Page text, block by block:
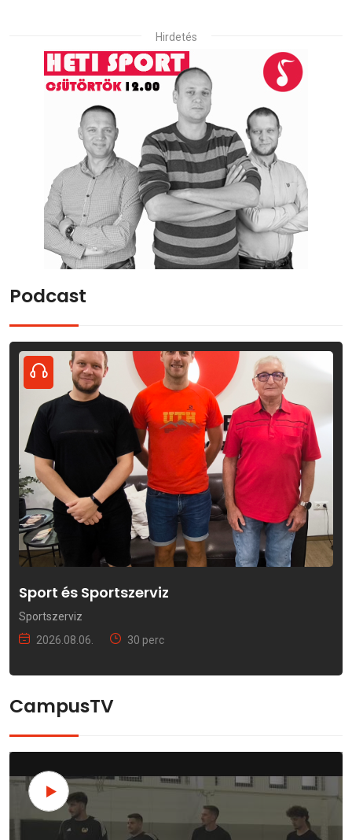
Hirdetés
Podcast
Sport és Sportszerviz
Sportszerviz
2026.08.06.
30 perc
CampusTV